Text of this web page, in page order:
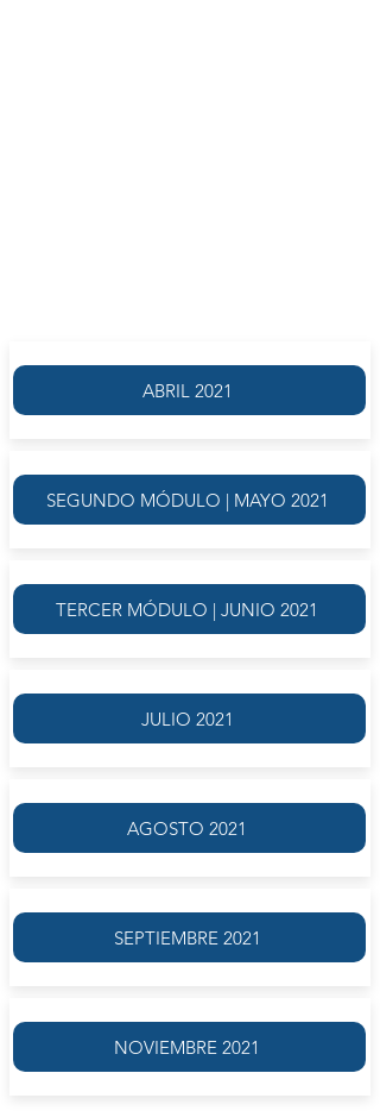
ABRIL 2021
SEGUNDO MÓDULO | MAYO 2021
TERCER MÓDULO | JUNIO 2021
JULIO 2021
AGOSTO 2021
SEPTIEMBRE 2021
NOVIEMBRE 2021